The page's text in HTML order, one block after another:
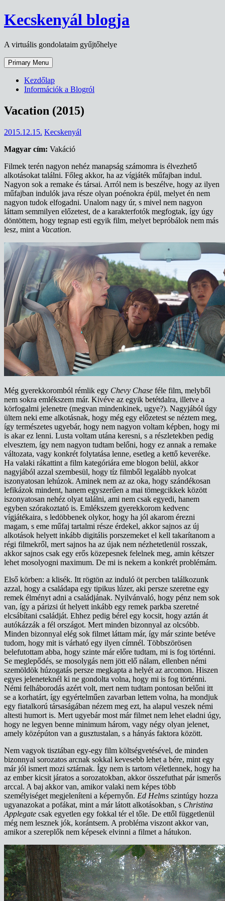
Skip
to
Kecskenyál blogja
A virtuális gondolataim gyűjtőhelye
Primary Menu
Kezdőlap
Információk a Blogról
Vacation (2015)
2015.12.15. Kecskenyál
Magyar cím: Vakáció
Filmek terén nagyon nehéz manapság számomra is élvezhető
alkotásokat találni. Főleg akkor, ha az vígjáték műfajban indul.
Nagyon sok a remake és társai. Arról nem is beszélve, hogy az ilyen
műfajban indulók java része olyan poénokra épül, melyet én nem
nagyon tudok elfogadni. Unalom nagy úr, s mivel nem nagyon
láttam semmilyen előzetest, de a karakterfotók megfogtak, így úgy
döntöttem, hogy tegnap esti egyik film, melyet bepróbálok nem más
lesz, mint a Vacation.
Még gyerekkoromból rémlik egy Chevy Chase féle film, melyből
nem sokra emlékszem már. Kivéve az egyik betétdalra, illetve a
körfogalmi jelenetre (megvan mindenkinek, ugye?). Nagyjából úgy
ültem neki eme alkotásnak, hogy még egy előzetest se néztem meg,
így természetes ugyebár, hogy nem nagyon voltam képben, hogy mi
is akar ez lenni. Lusta voltam utána keresni, s a részletekben pedig
elvesztem, így nem nagyon tudtam belőni, hogy ez annak a remake
változata, vagy konkrét folytatása lenne, esetleg a kettő keveréke.
Ha valaki rákattint a film kategóriára eme blogon belül, akkor
nagyjából azzal szembesül, hogy tíz filmből legalább nyolcat
iszonyatosan lehúzok. Aminek nem az az oka, hogy szándékosan
lefikázok mindent, hanem egyszerűen a mai tömegcikkek között
iszonyatosan nehéz olyat találni, ami nem csak egyedi, hanem
egyben szórakoztató is. Emlékszem gyerekkorom kedvenc
vígjátékaira, s ledöbbenek olykor, hogy ha jól akarom érezni
magam, s eme műfaj tartalmi része érdekel, akkor sajnos az új
alkotások helyett inkább digitális porszemeket el kell takarítanom a
régi filmekről, mert sajnos ha az újak nem nézhetetlenül rosszak,
akkor sajnos csak egy erős közepesnek felelnek meg, amin kétszer
lehet mosolyogni maximum. De mi is nekem a konkrét problémám.
Első körben: a klisék. Itt rögtön az induló öt percben találkozunk
azzal, hogy a családapa egy tipikus lúzer, aki persze szeretne egy
remek élményt adni a családjának. Nyilvánvaló, hogy pénz nem sok
van, így a párizsi út helyett inkább egy remek parkba szeretné
elcsábítani családját. Ehhez pedig bérel egy kocsit, hogy aztán át
autókázzák a fél országot. Mert minden bizonnyal az olcsóbb.
Minden bizonnyal elég sok filmet láttam már, így már szinte betéve
tudom, hogy mit is várható egy ilyen címnél. Többszörösen
belefutottam abba, hogy szinte már előre tudtam, mi is fog történni.
Se meglepődés, se mosolygás nem jött elő nálam, ellenben némi
szemöldök húzogatás persze megkapta a helyét az arcomon. Hiszen
egyes jeleneteknél ki ne gondolta volna, hogy mi is fog történni.
Némi felháborodás azért volt, mert nem tudtam pontosan belőni itt
se a korhatárt, így egyértelműen zavarban lettem volna, ha mondjuk
egy fiatalkorú társaságában nézem meg ezt, ha alapul veszek némi
altesti humort is. Mert ugyebár most már filmet nem lehet eladni úgy,
hogy ne legyen benne minimum három, vagy négy olyan jelenet,
amely középúton van a gusztustalan, s a hányás faktora között.
Nem vagyok tisztában egy-egy film költségvetésével, de minden
bizonnyal sorozatos arcnak sokkal kevesebb lehet a bére, mint egy
már jól ismert mozi sztárnak. Így nem is tartom véletlennek, hogy ha
az ember kicsit járatos a sorozatokban, akkor összefuthat pár ismerős
arccal. A baj akkor van, amikor valaki nem képes több
személyiséget megjeleníteni a képernyőn. Ed Helms szintúgy hozza
ugyanazokat a pofákat, mint a már látott alkotásokban, s Christina
Applegate csak egyetlen egy fokkal tér el tőle. De ettől függetlenül
még nem lesznek jók, korántsem. A probléma viszont akkor van,
amikor a szereplők nem képesek elvinni a filmet a hátukon.